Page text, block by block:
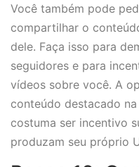
Você também pode
compartilhar o
dele. Faça isso para
seguidores e para
vídeos sobre você. A
conteúdo destacado
costuma ser incentivo
produzam seu próprio